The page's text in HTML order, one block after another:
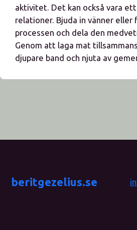
aktivitet. Det kan också vara
relationer. Bjuda in vänner
processen och dela den
Genom att laga mat
djupare band och njuta av
beritgezelius.se